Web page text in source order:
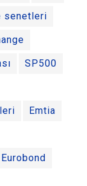
senetleri
SP500
Emtia
Eurobond